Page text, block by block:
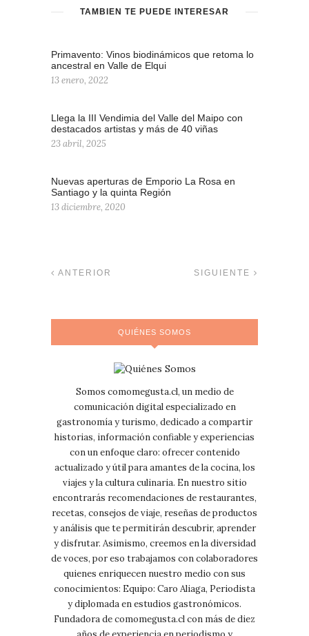
TAMBIÉN TE PUEDE INTERESAR
Primavento: Vinos biodinámicos que retoma lo
ancestral en Valle de Elqui
13 enero, 2022
Llega la III Vendimia del Valle del Maipo con
destacados artistas y más de 40 viñas
23 abril, 2025
Nuevas aperturas de Emporio La Rosa en
Santiago y la quinta Región
13 diciembre, 2020
ANTERIOR SIGUIENTE
QUIÉNES SOMOS
Somos comomegusta.cl, un medio de
comunicación digital especializado en
gastronomía y turismo, dedicado a compartir
historias, información confiable y experiencias
con un enfoque claro: ofrecer contenido
actualizado y útil para amantes de la cocina, los
viajes y la cultura culinaria. En nuestro sitio
encontrarás recomendaciones de restaurantes,
recetas, consejos de viaje, reseñas de productos
y análisis que te permitirán descubrir, aprender
y disfrutar. Asimismo, creemos en la diversidad
de voces, por eso trabajamos con colaboradores
quienes enriquecen nuestro medio con sus
conocimientos: Equipo: Caro Aliaga, Periodista
y diplomada en estudios gastronómicos.
Fundadora de comomegusta.cl con más de diez